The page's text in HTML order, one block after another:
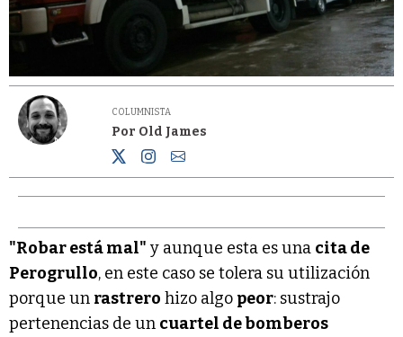
COLUMNISTA
Por Old James
"Robar está mal" y aunque esta es una cita de
Perogrullo, en este caso se tolera su utilización
porque un rastrero hizo algo peor: sustrajo
pertenencias de un cuartel de bomberos